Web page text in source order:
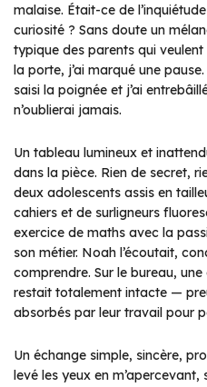
malaise. Était-ce de
curiosité ? Sans doute un
typique des parents qui
la porte, j’ai marqué une
saisi la poignée et j’ai
n’oublierai jamais.
Un tableau lumineux et
dans la pièce. Rien de secret,
deux adolescents assis en
cahiers et de surligneurs
exercice de maths avec la
son métier. Noah l’écoutait,
comprendre. Sur le bureau,
restait totalement intacte —
absorbés par leur travail pour
Un échange simple, sincère,
levé les yeux en